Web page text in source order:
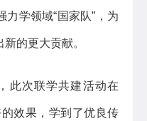
学领域“国家队”，为
的更大贡献。
此次联学共建活动在
的效果，学到了优良传